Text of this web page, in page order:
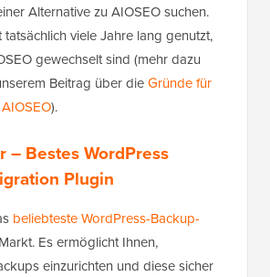
Alternative zu AIOSEO suchen.
tatsächlich viele Jahre lang genutzt,
gewechselt sind (mehr dazu
Beitrag über dieGründe für
).
– Bestes WordPress
Plugin
beliebteste WordPress-Backup-
Es ermöglicht Ihnen,
einzurichten und diese sicher